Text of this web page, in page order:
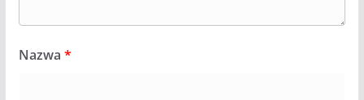
Nazwa *